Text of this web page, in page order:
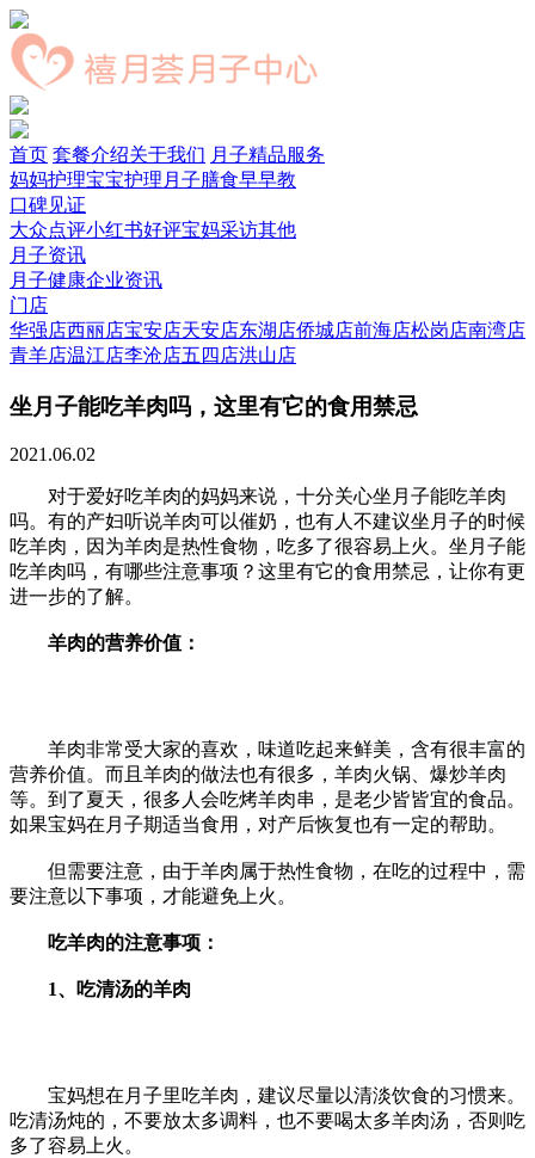
首页 套餐介绍关于我们 月子精品服务
妈妈护理宝宝护理 月子膳食早早教
口碑见证
大众点评小红书好评宝妈采访其他
月子资讯
月子健康企业资讯
门店
华强店西丽店宝安店天安店东湖店侨城店前海店松岗店南湾店
青羊店温江店李沧店五四店洪山店
坐月子能吃羊肉吗，这里有它的食用禁忌
2021.06.02
对于爱好吃羊肉的妈妈来说，十分关心坐月子能吃羊肉
吗。有的产妇听说羊肉可以催奶，也有人不建议坐月子的时候
吃羊肉，因为羊肉是热性食物，吃多了很容易上火。坐月子能
吃羊肉吗，有哪些注意事项？这里有它的食用禁忌，让你有更
进一步的了解。
羊肉的营养价值：
羊肉非常受大家的喜欢，味道吃起来鲜美，含有很丰富的
营养价值。而且羊肉的做法也有很多，羊肉火锅、爆炒羊肉
等。到了夏天，很多人会吃烤羊肉串，是老少皆皆宜的食品。
如果宝妈在月子期适当食用，对产后恢复也有一定的帮助。
但需要注意，由于羊肉属于热性食物，在吃的过程中，需
要注意以下事项，才能避免上火。
吃羊肉的注意事项：
1、吃清汤的羊肉
宝妈想在月子里吃羊肉，建议尽量以清淡饮食的习惯来。
吃清汤炖的，不要放太多调料，也不要喝太多羊肉汤，否则吃
多了容易上火。